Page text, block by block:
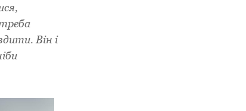
Він і